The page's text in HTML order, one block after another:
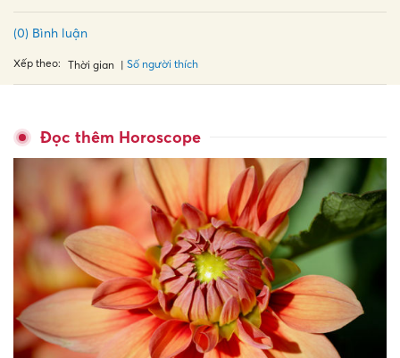
(0) Bình luận
Xếp theo: Thời gian Số người thích
Đọc thêm Horoscope